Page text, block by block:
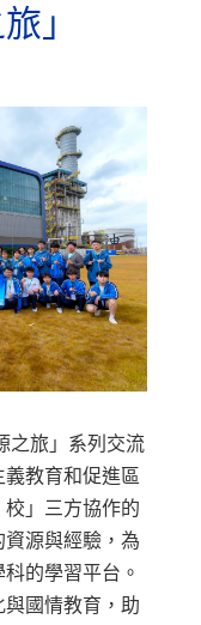
」
之旅」系列交流
教育和促進區
」三方協作的
源與經驗，為
的學習平台。
國情教育，助